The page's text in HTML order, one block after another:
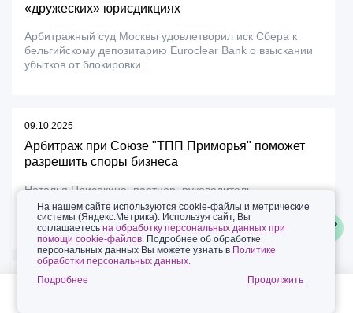
«дружеских» юрисдикциях
Арбитражный суд Москвы удовлетворил иск Сбера к
бельгийскому депозитарию Euroclear Bank о взыскании
убытков от блокировки...
09.10.2025
Арбитраж при Союзе "ТПП Приморья" поможет
разрешить споры бизнеса
Наталья Присекина, партнер, руководитель
Дальневосточного офиса «Пепеляев Групп»,
рассказывает о преимуществах обращения...
19.06.2025
На нашем сайте используются cookie-файлы и метрические
системы (Яндекс.Метрика). Используя сайт, Вы
соглашаетесьна обработку персональных данных при
помощи cookie-файлов. Подробнее об обработке
персональных данных Вы можете узнать в Политике
обработки персональных данных.
Подробнее